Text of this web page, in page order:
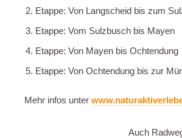
Etappe: Von Langscheid bis zum
Etappe: Vom Sulzbusch bis Mayen
Etappe: Von Mayen bis Ochtendung
Etappe: Von Ochtendung bis zur
Mehr infos unter
Auch